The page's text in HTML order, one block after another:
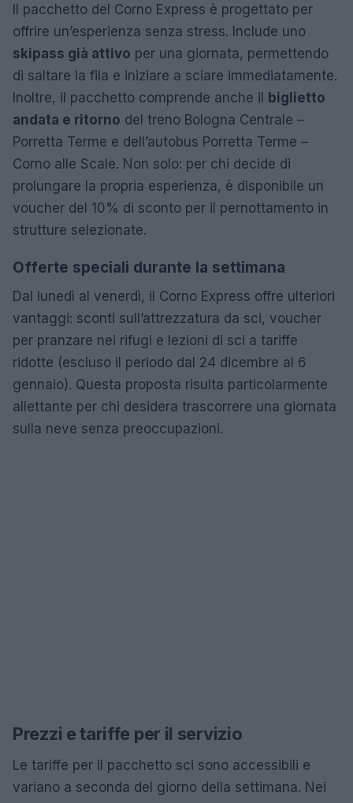
Il pacchetto del Corno Express è progettato per
offrire un’esperienza senza stress. Include uno
skipass già attivo per una giornata, permettendo
di saltare la fila e iniziare a sciare immediatamente.
Inoltre, il pacchetto comprende anche il biglietto
andata e ritorno del treno Bologna Centrale –
Porretta Terme e dell’autobus Porretta Terme –
Corno alle Scale. Non solo: per chi decide di
prolungare la propria esperienza, è disponibile un
voucher del 10% di sconto per il pernottamento in
strutture selezionate.
Offerte speciali durante la settimana
Dal lunedì al venerdì, il Corno Express offre ulteriori
vantaggi: sconti sull’attrezzatura da sci, voucher
per pranzare nei rifugi e lezioni di sci a tariffe
ridotte (escluso il periodo dal 24 dicembre al 6
gennaio). Questa proposta risulta particolarmente
allettante per chi desidera trascorrere una giornata
sulla neve senza preoccupazioni.
Prezzi e tariffe per il servizio
Le tariffe per il pacchetto sci sono accessibili e
variano a seconda del giorno della settimana. Nei